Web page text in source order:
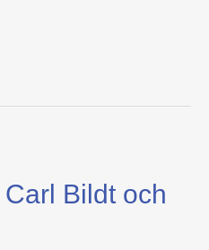
Bildt och